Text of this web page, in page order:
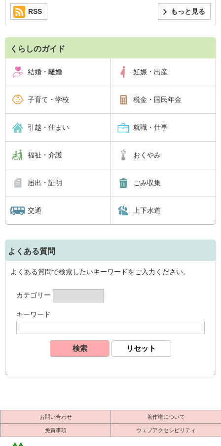
もっと見る
RSS
くらしのガイド
結婚・離婚 妊娠・出産
子育て・学校 税金・国民年金
引越・住まい 就職・仕事
福祉・介護 おくやみ
届出・証明 ごみ収集
交通 上下水道
よくある質問
よくある質問で検索したいキーワードをご入力ください。
カテゴリー
キーワード
お問い合わせ 著作権について
免責事項 ウェブアクセシビリティ